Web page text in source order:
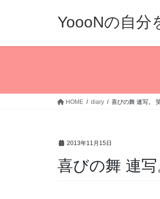
YoooNの自分
HOME diary 喜びの舞 連写。
2013年11月15日
喜びの舞 連